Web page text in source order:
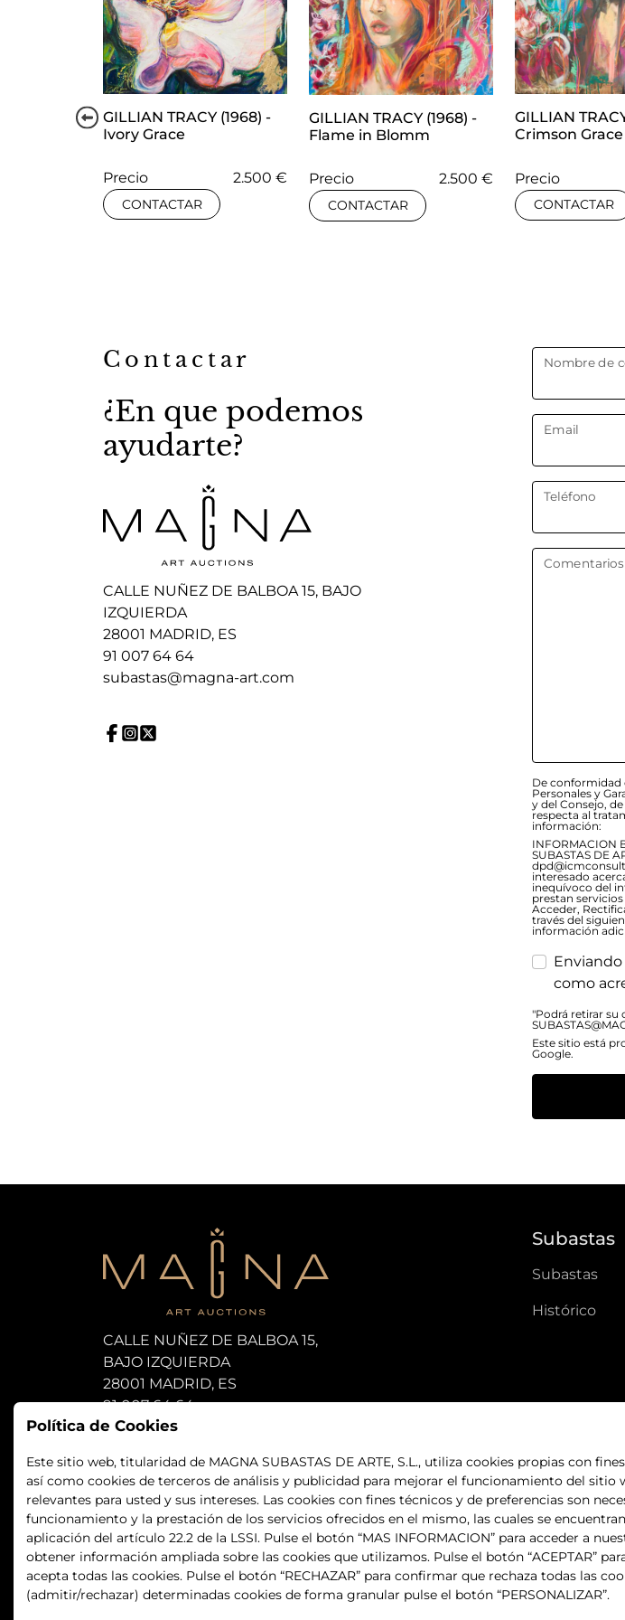
GILLIAN TRACY (1968) -
Ivory Grace
Precio 2.500 €
CONTACTAR
GILLIAN TRACY (1968) -
Flame in Blomm
Precio 2.500 €
CONTACTAR
GILLIAN
Crimson Grace
Precio
CONTACTAR
Contactar
¿En que podemos
ayudarte?
CALLE NUÑEZ DE BALBOA 15, BAJO
IZQUIERDA
28001 MADRID, ES
91 007 64 64
subastas@magna-art.com
Nombre de
Email
Teléfono
Comentarios
De conformidad
Personales y
y del Consejo,
respecta al
información:
INFORMACION
SUBASTAS DE
interesado
inequívoco del
prestan servicios
Acceder,
través del
información
como
"Podrá retirar
Este sitio está
Google.
CALLE NUÑEZ DE BALBOA 15,
BAJO IZQUIERDA
28001 MADRID, ES
91 007 64 64
subastas@magna-art.com
Subastas
subastas
histórico
Política de Cookies
Este sitio web, titularidad de MAGNA SUBASTAS DE ARTE, S.L., utiliza cookies propias con
así como cookies de terceros de análisis y publicidad para mejorar el funcionamiento del sitio
relevantes para usted y sus intereses. Las cookies con fines técnicos y de preferencias son
funcionamiento y la prestación de los servicios ofrecidos en el mismo, las cuales se
aplicación del artículo 22.2 de la LSSI. Pulse el botón “MAS INFORMACION” para acceder a
obtener información ampliada sobre las cookies que utilizamos. Pulse el botón “ACEPTAR”
acepta todas las cookies. Pulse el botón “RECHAZAR” para confirmar que rechaza todas las
(admitir/rechazar) determinadas cookies de forma granular pulse el botón “PERSONALIZAR”.